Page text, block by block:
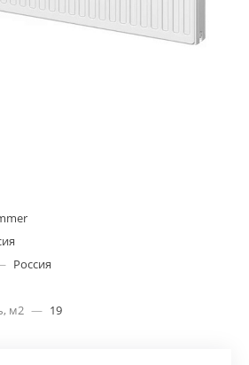
Россия
м2 — 19